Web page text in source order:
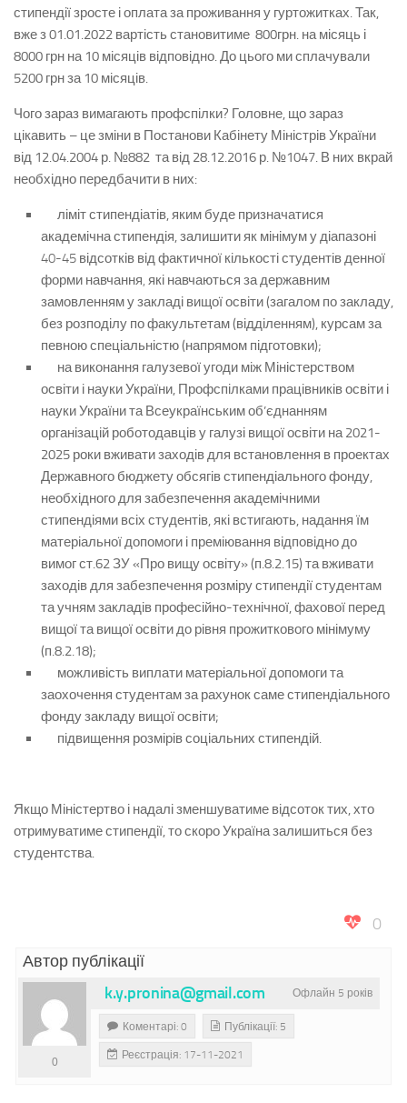
стипендії зросте і оплата за проживання у гуртожитках. Так,
вже з 01.01.2022 вартість становитиме 800грн. на місяць і
8000 грн на 10 місяців відповідно. До цього ми сплачували
5200 грн за 10 місяців.
Чого зараз вимагають профспілки? Головне, що зараз
цікавить – це зміни в Постанови Кабінету Міністрів України
від 12.04.2004 р. №882 та від 28.12.2016 р. №1047. В них вкрай
необхідно передбачити в них:
ліміт стипендіатів, яким буде призначатися
академічна стипендія, залишити як мінімум у діапазоні
40-45 відсотків відфактичної кількості студентів денної
форми навчання, які навчаються за державним
замовленням у закладі вищої освіти(загалом по закладу,
без розподілу по факультетам (відділенням), курсам за
певною спеціальністю (напрямом підготовки);
на виконання галузевої угоди між Міністерством
освіти і науки України, Профспілками працівників освіти і
науки України та Всеукраїнським об’єднанням
організацій роботодавців у галузі вищої освіти на 2021-
2025 роки вживати заходів для встановлення в проектах
Державного бюджету обсягів стипендіального фонду,
необхідного для забезпечення академічними
стипендіями всіх студентів, які встигають, надання їм
матеріальної допомоги і преміювання відповідно до
вимог ст.62 ЗУ «Про вищу освіту» (п.8.2.15) та вживати
заходів для забезпечення розміру стипендії студентам
та учням закладів професійно-технічної, фахової перед
вищої та вищої освіти до рівня прожиткового мінімуму
(п.8.2.18);
можливість виплати матеріальної допомоги та
заохочення студентам за рахунок саме стипендіального
фонду закладу вищої освіти;
підвищення розмірів соціальних стипендій.
Якщо Міністертво і надалі зменшуватиме відсоток тих, хто
отримуватиме стипендії, то скоро Україна залишиться без
студентства.
0
Автор публікації
Офлайн 5 років
k.y.pronina@gmail.com
0
Коментарі: 0 Публікації: 5
Реєстрація: 17-11-2021